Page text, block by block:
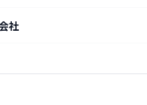
社